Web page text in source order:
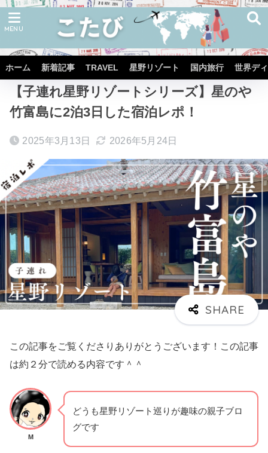
ホーム 新着記事 TRAVEL 星野リゾート 国内旅行 世界デ
ホーム 星野リゾート 星のや 星のや 竹富島
【子連れ星野リゾートシリーズ】星のや
竹富島に2泊3日した宿泊レポ！
2025年3月13日 2026年5月24日
この記事をご覧くださりありがとうございます！この記事
は約２分で読める内容です＾＾
M
どうも星野リゾート巡りが趣味の親子ブロ
グです